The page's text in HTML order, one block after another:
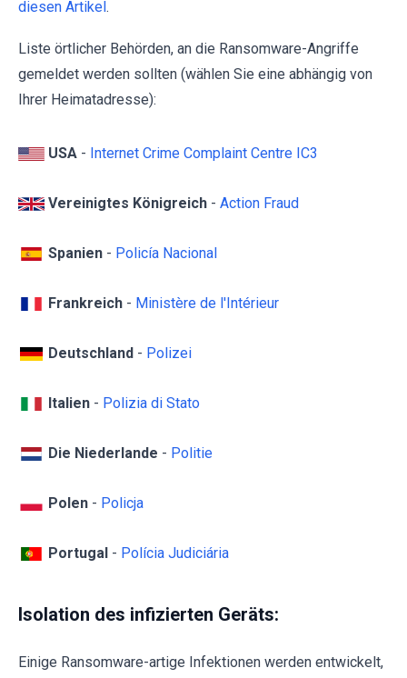
diesen Artikel .
Liste örtlicher Behörden, an die Ransomware-Angriffe
gemeldet werden sollten (wählen Sie eine abhängig von
Ihrer Heimatadresse):
USA - Internet Crime Complaint Centre IC3
Vereinigtes Königreich - Action Fraud
Spanien - Policía Nacional
Frankreich - Ministère de l'Intérieur
Deutschland - Polizei
Italien - Polizia di Stato
Die Niederlande - Politie
Polen - Policja
Portugal - Polícia Judiciária
Isolation des infizierten Geräts:
Einige Ransomware-artige Infektionen werden entwickelt,